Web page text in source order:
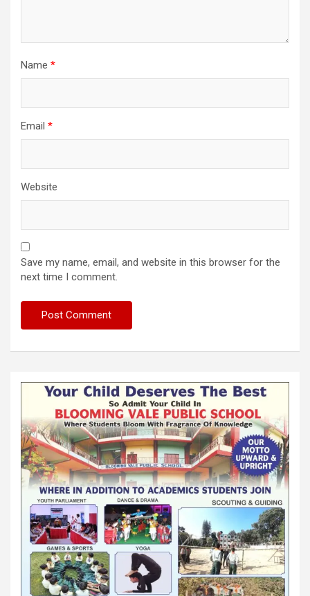
Name *
Email *
Website
Save my name, email, and website in this browser for the
next time I comment.